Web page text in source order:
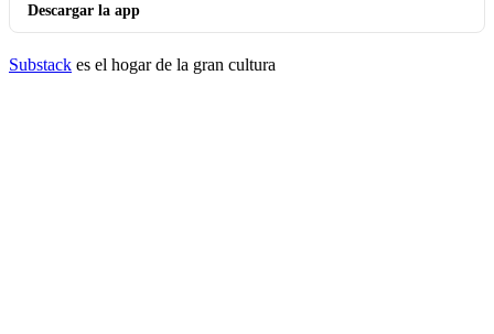
Descargar la app
Substack es el hogar de la gran cultura